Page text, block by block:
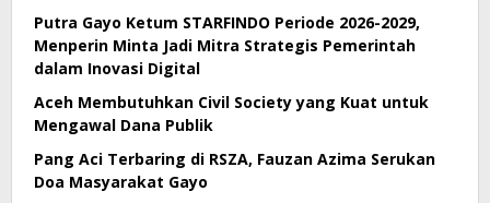
Putra Gayo Ketum STARFINDO Periode 2026-2029,
Menperin Minta Jadi Mitra Strategis Pemerintah
dalam Inovasi Digital
Aceh Membutuhkan Civil Society yang Kuat untuk
Mengawal Dana Publik
Pang Aci Terbaring di RSZA, Fauzan Azima Serukan
Doa Masyarakat Gayo